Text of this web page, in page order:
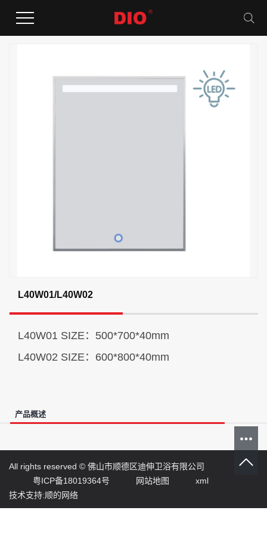
L40W01/L40W02
L40W01 SIZE：500*700*40mm
L40W02 SIZE：600*800*40mm
产品概述
All rights reserved © 佛山市顺德区迪伸卫浴有限公司
粤ICP备18019364号
网站地图
xml
技术支持:顺的网络